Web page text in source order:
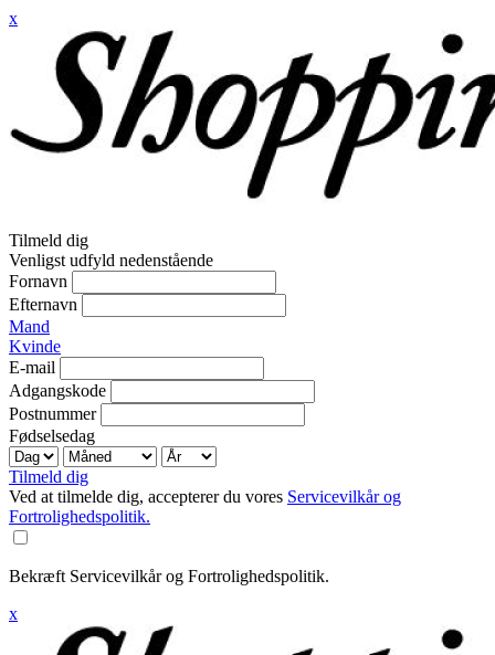
x
Tilmeld dig
Venligst udfyld nedenstående
Fornavn
Efternavn
Mand
Kvinde
E-mail
Adgangskode
Postnummer
Fødselsedag
Tilmeld dig
Ved at tilmelde dig, accepterer du vores Servicevilkår og
Fortrolighedspolitik.
Bekræft Servicevilkår og Fortrolighedspolitik.
x